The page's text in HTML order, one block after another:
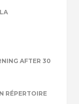
AFTER 30
RÉPERTOIRE